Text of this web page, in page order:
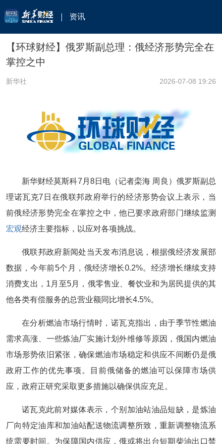
资讯
【环球财经】俄罗斯副总理：俄经济形势完全在
掌控之中
新华社 2026-07-08 19:26
新华财经莫斯科7月8日电（记者栾海 周良）俄罗斯副总
理诺瓦克7日在俄联邦政府举行的经济形势会议上表示，当
前俄经济形势完全在掌控之中，他已要求政府部门继续监测
宏观经济主要指标，以应对各项挑战。
俄联邦政府新闻处当天发布消息说，根据俄经济发展部
数据，今年前5个月，俄经济增长0.2%。经济增长继续支持
消费支出，1月至5月，俄零售业、餐饮业和为居民提供的其
他各类有偿服务的总营业额同比增长4.5%。
在分析燃油市场行情时，诺瓦克指出，由于季节性燃油
需求高涨、一些炼油厂实施计划外维修等原因，俄国内燃油
市场形势依旧紧张，确保燃油市场稳定和供应不间断仍是俄
政府工作的优先事项。目前俄储备的燃油可以保障市场供
应，政府正研究采取更多措施以确保供应充足。
诺瓦克此前对媒体表示，个别加油站油品短缺，是炼油
厂向特定油库和加油站配送物流调整所致，重新调整物流系
统需要时间。为保障国内供应，俄或将出台短期柴油出口禁